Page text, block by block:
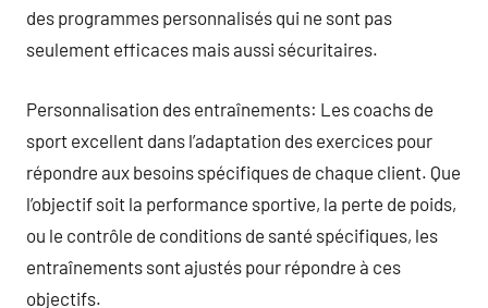
des programmes personnalisés qui ne sont pas
seulement efficaces mais aussi sécuritaires.
Personnalisation des entraînements: Les coachs de
sport excellent dans l’adaptation des exercices pour
répondre aux besoins spécifiques de chaque client. Que
l’objectif soit la performance sportive, la perte de poids,
ou le contrôle de conditions de santé spécifiques, les
entraînements sont ajustés pour répondre à ces
objectifs.